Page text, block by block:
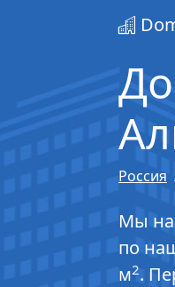
Россия
Мы
по
м2.